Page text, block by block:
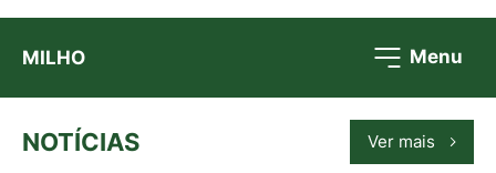
MILHO Menu
NOTÍCIAS Ver mais